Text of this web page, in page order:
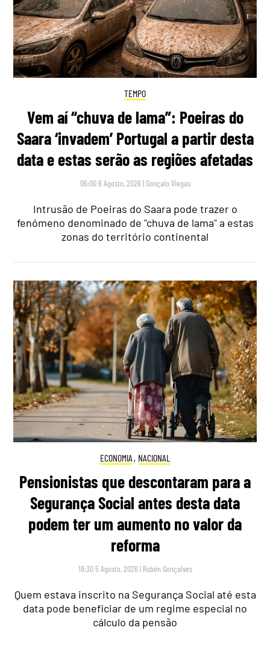
TEMPO
Vem aí “chuva de lama”: Poeiras do
Saara ‘invadem’ Portugal a partir desta
data e estas serão as regiões afetadas
06:00 6 Agosto, 2026 | Gonçalo Viegas
Intrusão de Poeiras do Saara pode trazer o
fenómeno denominado de "chuva de lama" a estas
zonas do território continental
ECONOMIA , NACIONAL
Pensionistas que descontaram para a
Segurança Social antes desta data
podem ter um aumento no valor da
reforma
18:30 5 Agosto, 2026 | Rubén Gonçalves
Quem estava inscrito na Segurança Social até esta
data pode beneficiar de um regime especial no
cálculo da pensão